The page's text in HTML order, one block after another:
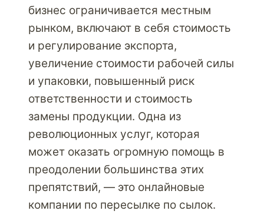
бизнес ограничивается местным
рынком, включают в себя стоимость
и регулирование экспорта,
увеличение стоимости рабочей силы
и упаковки, повышенный риск
ответственности и стоимость
замены продукции. Одна из
революционных услуг, которая
может оказать огромную помощь в
преодолении большинства этих
препятствий, — это онлайновые
компании по пересылке по сылок.